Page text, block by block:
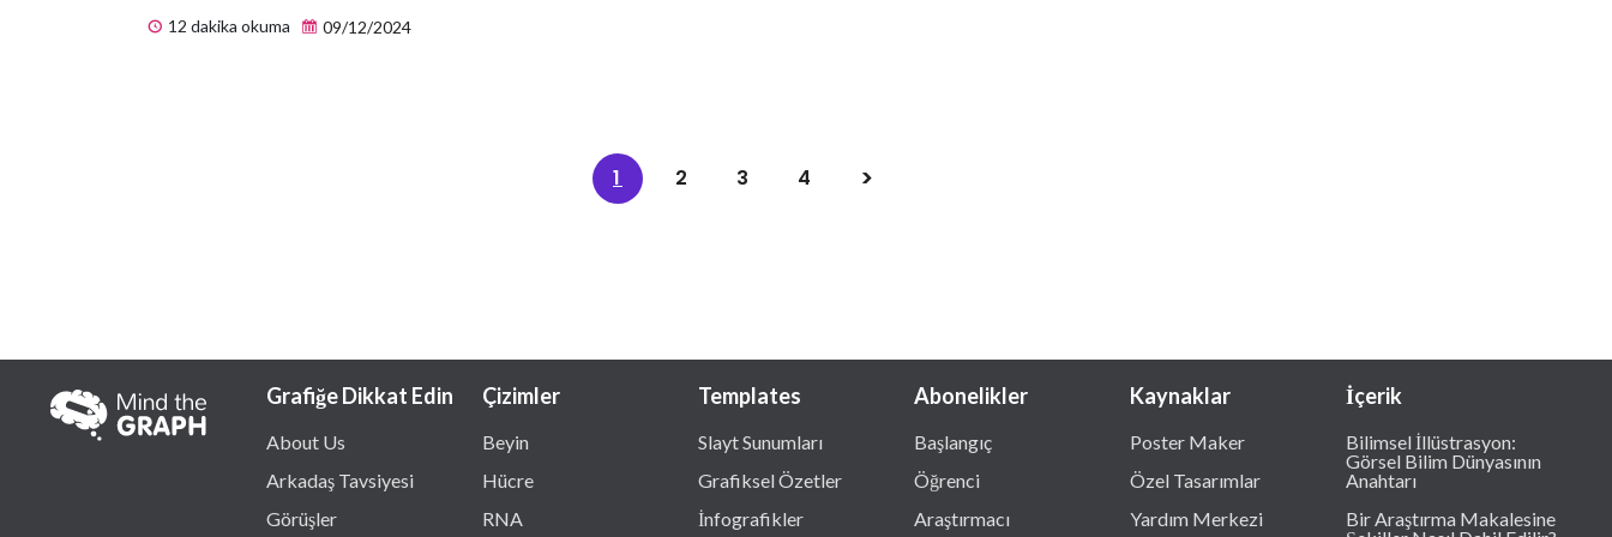
12 dakika okuma 09/12/2024
1 2 3 4
Grafiğe Dikkat Edin
About Us
Arkadaş Tavsiyesi
Görüşler
Çizimler
Beyin
Hücre
RNA
Templates
Slayt Sunumları
Grafiksel Özetler
İnfografikler
Abonelikler
Başlangıç
Öğrenci
Araştırmacı
Kaynaklar
Poster Maker
Özel Tasarımlar
Yardım Merkezi
İçerik
Bilimsel İllüstrasyon:
Görsel Bilim Dünyasının
Anahtarı
Bir Araştırma Makalesine